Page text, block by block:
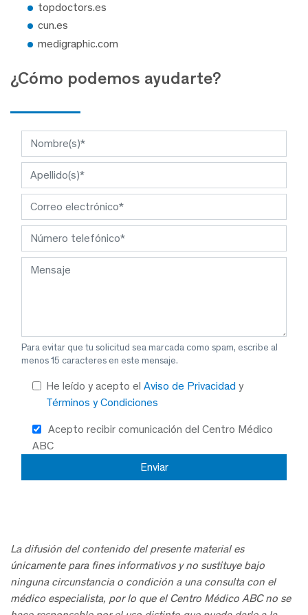
topdoctors.es
cun.es
medigraphic.com
¿Cómo podemos ayudarte?
Para evitar que tu solicitud sea marcada como spam, escribe al
menos 15 caracteres en este mensaje.
He leído y acepto el Aviso de Privacidad y
Términos y Condiciones
Acepto recibir comunicación del Centro Médico
ABC
La difusión del contenido del presente material es
únicamente para fines informativos y no sustituye bajo
ninguna circunstancia o condición a una consulta con el
médico especialista, por lo que el Centro Médico ABC no se